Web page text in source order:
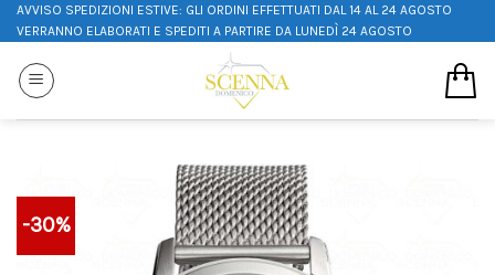
AVVISO SPEDIZIONI ESTIVE: GLI ORDINI EFFETTUATI DAL 14 AL 24 AGOSTO
VERRANNO ELABORATI E SPEDITI A PARTIRE DA LUNEDÌ 24 AGOSTO
-30%